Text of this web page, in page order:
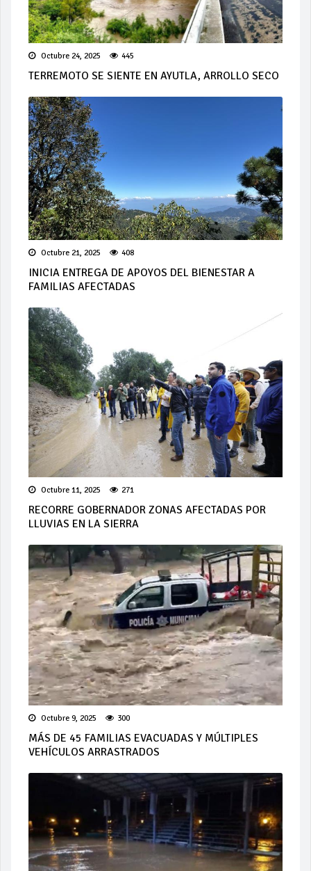
Octubre 24, 2025 445
TERREMOTO SE SIENTE EN AYUTLA, ARROLLO SECO
Octubre 21, 2025 408
INICIA ENTREGA DE APOYOS DEL BIENESTAR A
FAMILIAS AFECTADAS
Octubre 11, 2025 271
RECORRE GOBERNADOR ZONAS AFECTADAS POR
LLUVIAS EN LA SIERRA
Octubre 9, 2025 300
MÁS DE 45 FAMILIAS EVACUADAS Y MÚLTIPLES
VEHÍCULOS ARRASTRADOS